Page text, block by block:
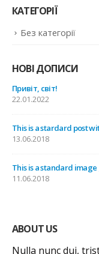
КАТЕГОРІЇ
Без категорії
НОВІ ДОПИСИ
Привіт, світ!
22.01.2022
This is a stardard post
13.06.2018
This is a standard
11.06.2018
ABOUT US
Nulla nunc dui,